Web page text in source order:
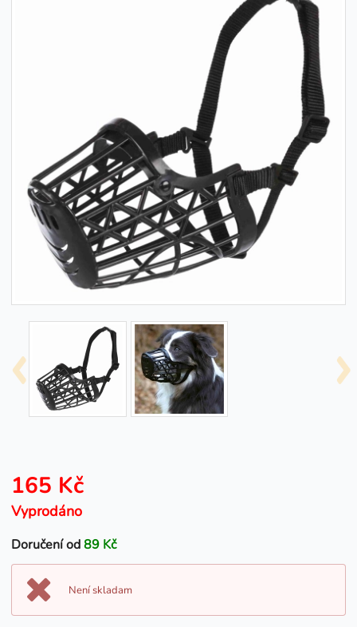
165 Kč
Vyprodáno
Doručení od89 Kč
Není skladam